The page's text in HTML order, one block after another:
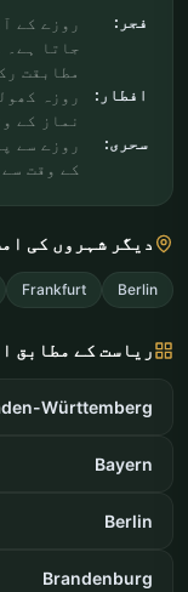
فجر:
روزے کے
جاتا ہے۔
مطابقت
افطار:
روزہ
نماز کے
سحری:
روزے سے
کے وقت
دیگر شہروں کی
Berlin
Frankfurt
ریاست کے مطابق
Württemberg
Bayern
Berlin
Brandenburg